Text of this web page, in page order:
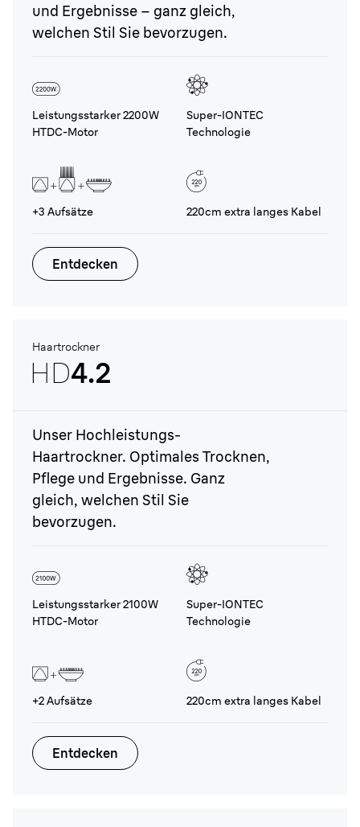
und Ergebnisse – ganz gleich,
welchen Stil Sie bevorzugen.
Leistungsstarker 2200W
HTDC-Motor
Super-IONTEC
Technologie
+3 Aufsätze 220cm extra langes Kabel
Entdecken
Haartrockner
HD4.2
Unser Hochleistungs-
Haartrockner. Optimales Trocknen,
Pflege und Ergebnisse. Ganz
gleich, welchen Stil Sie
bevorzugen.
Leistungsstarker 2100W
HTDC-Motor
Super-IONTEC
Technologie
+2 Aufsätze 220cm extra langes Kabel
Entdecken